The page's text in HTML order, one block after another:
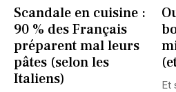
Scandale en cuisine :
90 % des Français
préparent mal leurs
pâtes (selon les
Italiens)
Et